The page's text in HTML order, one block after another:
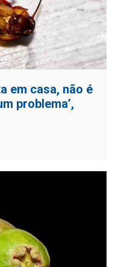
em casa, não é
problema’,